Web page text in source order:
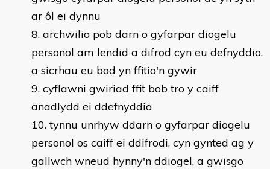
ar ôl ei dynnu
archwilio pob darn o gyfarpar diogelu
personol am lendid a difrod cyn eu defnyddio,
a sicrhau eu bod yn ffitio'n gywir
cyflawni gwiriad ffit bob tro y caiff
anadlydd ei ddefnyddio
tynnu unrhyw ddarn o gyfarpar diogelu
personol os caiff ei ddifrodi, cyn gynted ag y
gallwch wneud hynny'n ddiogel, a gwisgo